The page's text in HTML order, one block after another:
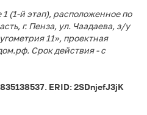
(1-й этап), расположенное по
г. Пенза, ул. Чаадаева, з/у
11», проектная
Срок действия - с
ERID: 2SDnjefJ3jK